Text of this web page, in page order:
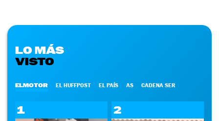
LO MÁS
VISTO
ELMOTOR EL HUFFPOST EL PAÍS AS CADENA SER
1 2